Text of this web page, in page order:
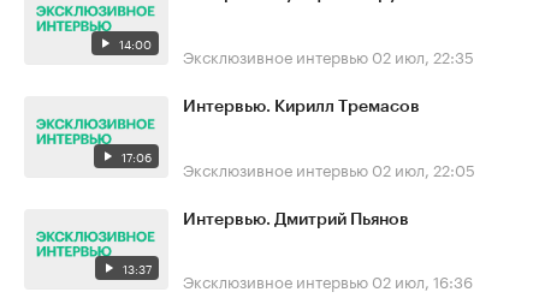
14:00 Эксклюзивное интервью 02 июл, 22:35
17:06
Интервью. Кирилл Тремасов
Эксклюзивное интервью 02 июл, 22:05
13:37
Интервью. Дмитрий Пьянов
Эксклюзивное интервью 02 июл, 16:36